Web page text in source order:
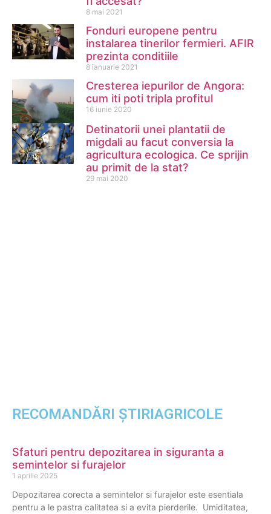
8 mai 2021
Fonduri europene pentru
instalarea tinerilor fermieri. AFIR
prezinta conditiile
8 ianuarie 2021
Cresterea iepurilor de Angora:
cum iti poti tripla profitul
16 iunie 2020
Detinatorii unei plantatii de
migdali au facut conversia la
agricultura ecologica. Ce sprijin
au primit de la stat?
29 mai 2020
RECOMANDĂRI ȘTIRIAGRICOLE
Sfaturi pentru depozitarea in siguranta a
semintelor si furajelor
1 aprilie 2025
Depozitarea corecta a semintelor si furajelor este esentiala
pentru a le pastra calitatea si a evita pierderile. Umiditatea,